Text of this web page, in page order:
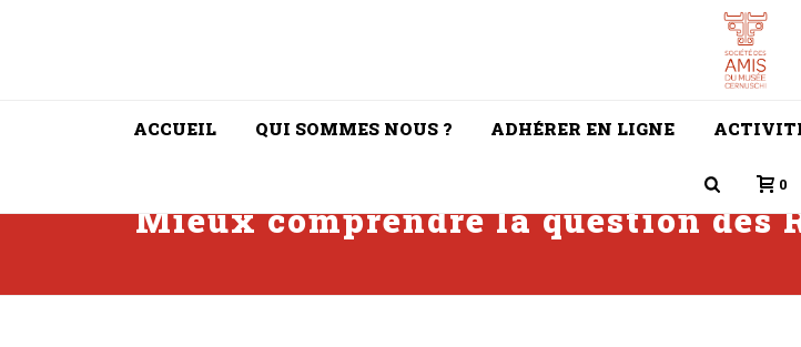
ACCUEIL QUI SOMMES NOUS ? ADHÉRER EN LIGNE
0
Mieux comprendre la question des